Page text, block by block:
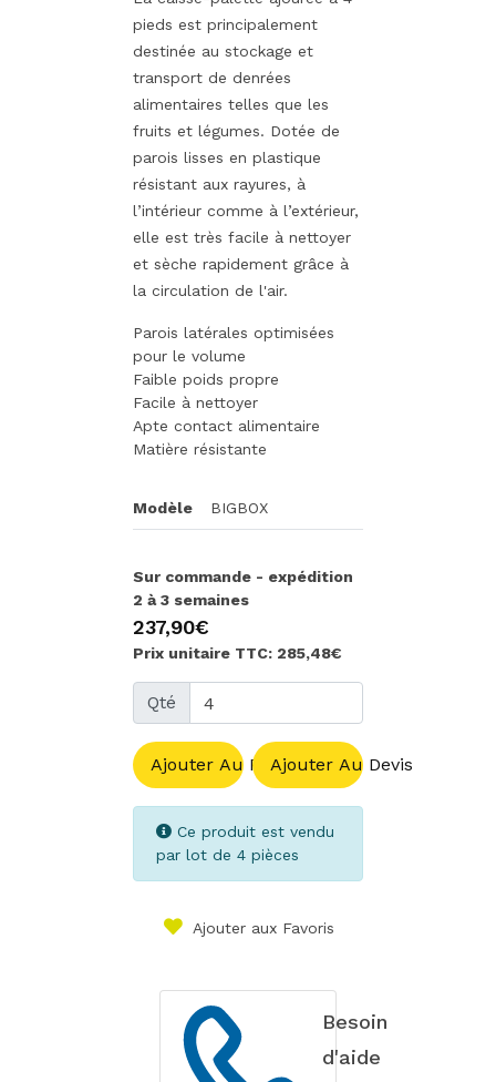
pieds est principalement
destinée au stockage et
transport de denrées
alimentaires telles que les
fruits et légumes. Dotée de
parois lisses en plastique
résistant aux rayures, à
l’intérieur comme à l’extérieur,
elle est très facile à nettoyer
et sèche rapidement grâce à
la circulation de l'air.
Parois latérales optimisées
pour le volume
Faible poids propre
Facile à nettoyer
Apte contact alimentaire
Matière résistante
Modèle BIGBOX
Sur commande - expédition
2 à 3 semaines
237,90€
Prix unitaire TTC: 285,48€
Qté
Ajouter Au PanierAjouter Au Devis
Ce produit est vendu
par lot de 4 pièces
Ajouter aux Favoris
Besoin
d'aide